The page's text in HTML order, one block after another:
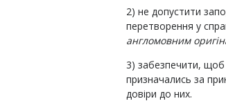
2) не допустити
перетворення у
англомовним
3) забезпечити, щоб
призначались за
довіри до них.